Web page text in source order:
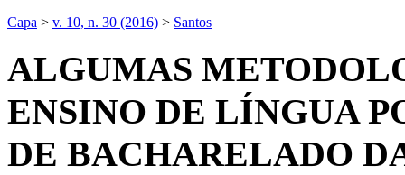
Capa > v. 10, n. 30 (2016) > Santos
ALGUMAS
ENSINO DE LÍNGUA
DE BACHARELADO